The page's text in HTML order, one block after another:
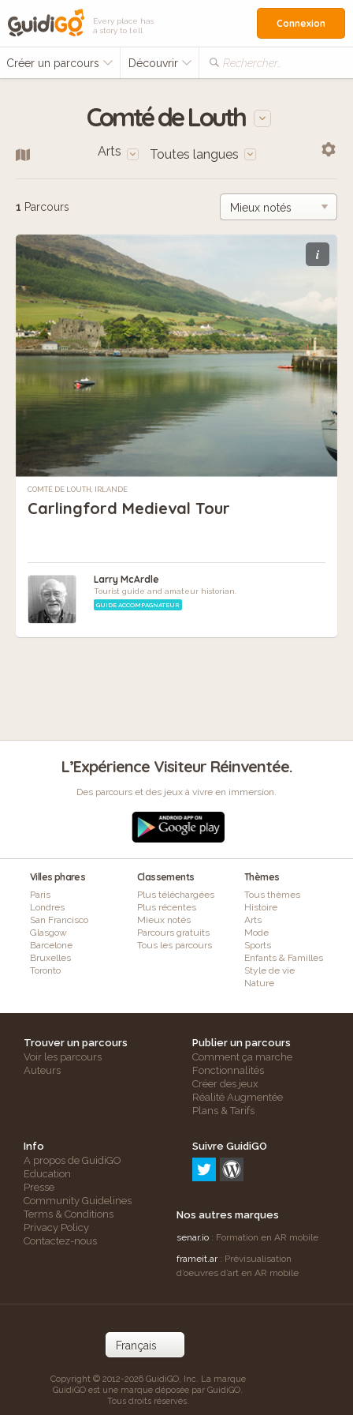
Every place has
a story to tell
Créer un parcours Découvrir Rechercher…
Connexion
Comté de Louth
Arts Toutes langues
1 Parcours
i
COMTÉ DE LOUTH, IRLANDE
Carlingford Medieval Tour
Larry McArdle
Tourist guide and amateur historian.
GUIDE ACCOMPAGNATEUR
L’Expérience Visiteur Réinventée.
Des parcours et des jeux à vivre en immersion.
Villes phares
Paris
Londres
San Francisco
Glasgow
Barcelone
Bruxelles
Toronto
Classements
Plus téléchargées
Plus récentes
Mieux notés
Parcours gratuits
Tous les parcours
Thèmes
Tous thèmes
Histoire
Arts
Mode
Sports
Enfants & Familles
Style de vie
Nature
Trouver un parcours
Voir les parcours
Auteurs
Publier un parcours
Comment ça marche
Fonctionnalités
Créer des jeux
Réalité Augmentée
Plans & Tarifs
Info
A propos de GuidiGO
Education
Presse
Community Guidelines
Terms & Conditions
Privacy Policy
Contactez-nous
Suivre GuidiGO
Nos autres marques
senar.io : Formation en AR mobile
frameit.ar: Prévisualisation
d’oeuvres d’art en AR mobile
Copyright © 2012-2026 GuidiGO, Inc. La marque
GuidiGO est une marque déposée par GuidiGO.
Tous droits réservés.